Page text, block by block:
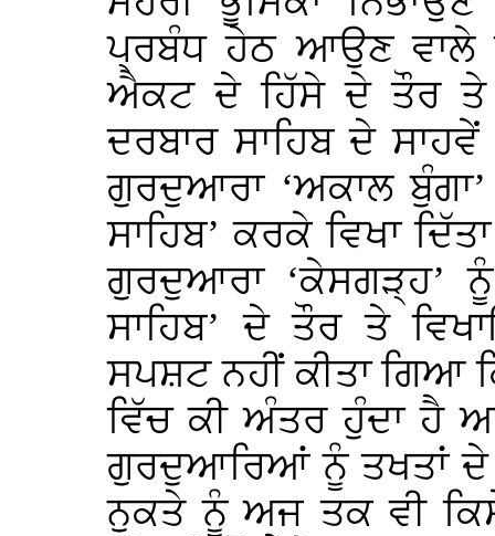
ਪ੍ਰਬੰਧ ਹੇਠ ਆਉਣ
ਐਕਟ ਦੇ ਹਿੱਸੇ ਦੇ ਤੌਰ ਤੇ
ਦਰਬਾਰ ਸਾਹਿਬ ਦੇ
ਗੁਰਦੁਆਰਾ ‘ਅਕਾਲ
ਸਾਹਿਬ’ ਕਰਕੇ ਵਿਖਾ
ਗੁਰਦੁਆਰਾ ‘ਕੇਸਗੜ੍ਹ’
ਸਾਹਿਬ’ ਦੇ ਤੌਰ ਤੇ
ਸਪਸ਼ਟ ਨਹੀਂ ਕੀਤਾ
ਵਿੱਚ ਕੀ ਅੰਤਰ ਹੁੰਦਾ ਹੈ
ਗੁਰਦੁਆਰਿਆਂ ਨੂੰ ਤਖਤਾਂ
ਨੁਕਤੇ ਨੂੰ ਅਜ ਤਕ ਵੀ